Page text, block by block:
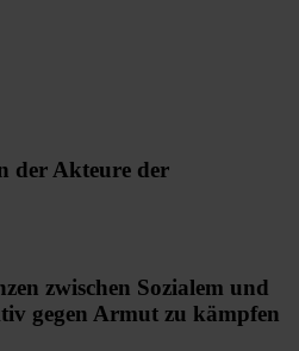
der Akteure der
zwischen Sozialem und
gegen Armut zu kämpfen